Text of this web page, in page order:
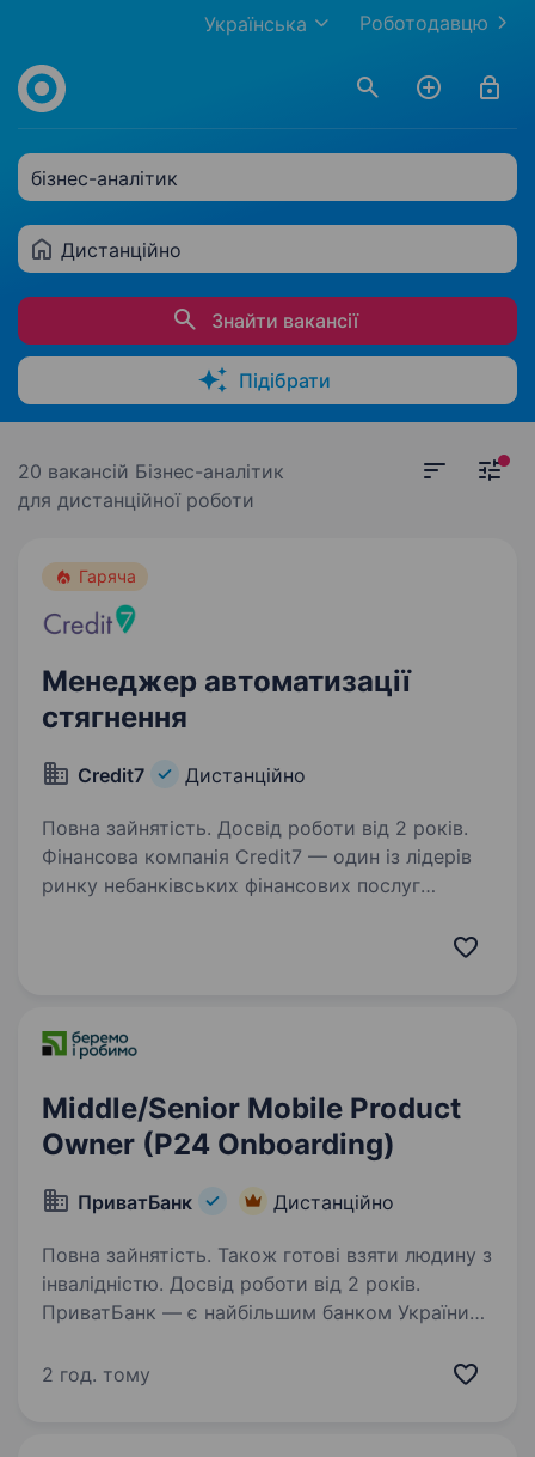
Роботодавцю
Українська
бізнес-аналітик
Дистанційно
Знайти вакансії
Підібрати
20 вакансій Бізнес-аналітик
для дистанційної роботи
Гаряча
Менеджер автоматизації
стягнення
Credit7 Дистанційно
Повна зайнятість. Досвід роботи від 2 років.
Фінансова компанія Credit7 — один із лідерів
ринку небанківських фінансових послуг
Middle/Senior Mobile Product
Owner (P24 Оnboarding)
ПриватБанк Дистанційно
Повна зайнятість. Також готові взяти людину з
інвалідністю. Досвід роботи від 2 років.
ПриватБанк — є найбільшим банком України
Займає лідуючі позиції за всіма фінансовими
2 год. тому